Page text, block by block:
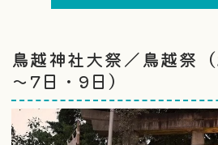
鳥越神社大祭／鳥越祭
～7日・9日）